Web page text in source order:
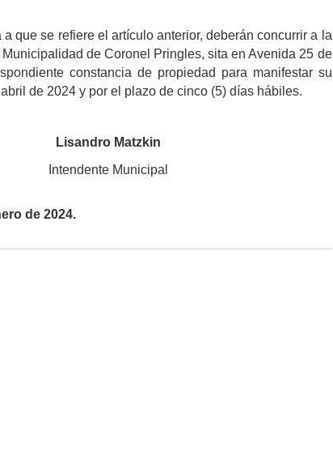
que se refiere el artículo anterior, deberán concurrir a la
de Coronel Pringles, sita en Avenida 25 de
constancia de propiedad para manifestar su
de 2024 y por el plazo de cinco (5) días hábiles.
Lisandro Matzkin
Intendente Municipal
de 2024.